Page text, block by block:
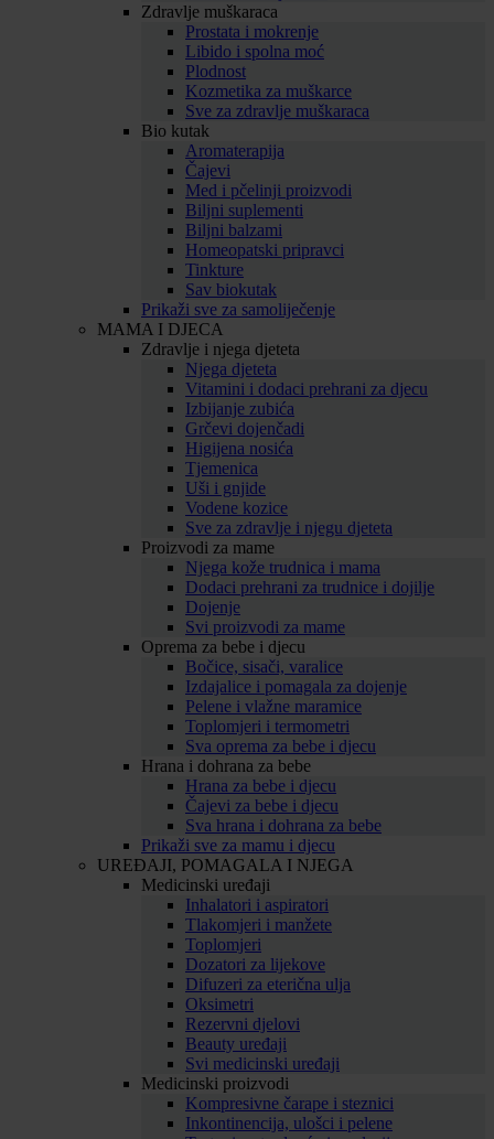
Zdravlje muškaraca
Prostata i mokrenje
Libido i spolna moć
Plodnost
Kozmetika za muškarce
Sve za zdravlje muškaraca
Bio kutak
Aromaterapija
Čajevi
Med i pčelinji proizvodi
Biljni suplementi
Biljni balzami
Homeopatski pripravci
Tinkture
Sav biokutak
Prikaži sve za samoliječenje
MAMA I DJECA
Zdravlje i njega djeteta
Njega djeteta
Vitamini i dodaci prehrani za djecu
Izbijanje zubića
Grčevi dojenčadi
Higijena nosića
Tjemenica
Uši i gnjide
Vodene kozice
Sve za zdravlje i njegu djeteta
Proizvodi za mame
Njega kože trudnica i mama
Dodaci prehrani za trudnice i dojilje
Dojenje
Svi proizvodi za mame
Oprema za bebe i djecu
Bočice, sisači, varalice
Izdajalice i pomagala za dojenje
Pelene i vlažne maramice
Toplomjeri i termometri
Sva oprema za bebe i djecu
Hrana i dohrana za bebe
Hrana za bebe i djecu
Čajevi za bebe i djecu
Sva hrana i dohrana za bebe
Prikaži sve za mamu i djecu
UREĐAJI, POMAGALA I NJEGA
Medicinski uređaji
Inhalatori i aspiratori
Tlakomjeri i manžete
Toplomjeri
Dozatori za lijekove
Difuzeri za eterična ulja
Oksimetri
Rezervni djelovi
Beauty uređaji
Svi medicinski uređaji
Medicinski proizvodi
Kompresivne čarape i steznici
Inkontinencija, ulošci i pelene